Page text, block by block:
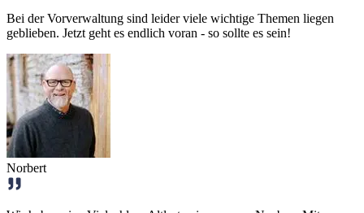
Bei der Vorverwaltung sind leider viele wichtige Themen liegen
geblieben. Jetzt geht es endlich voran - so sollte es sein!
Norbert